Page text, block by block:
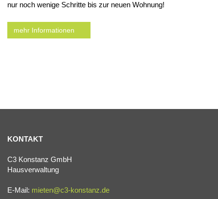
nur noch wenige Schritte bis zur neuen Wohnung!
mehr Informationen
KONTAKT
C3 Konstanz GmbH
Hausverwaltung
E-Mail: mieten@c3-konstanz.de